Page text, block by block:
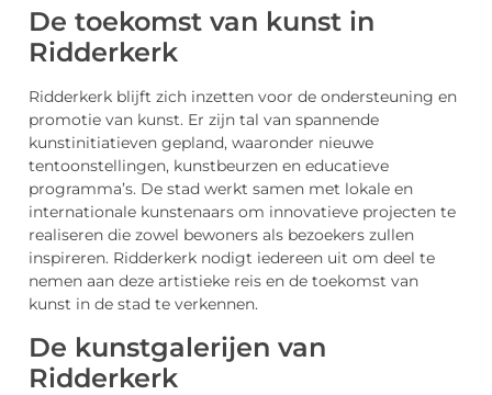
De toekomst van kunst in
Ridderkerk
Ridderkerk blijft zich inzetten voor de ondersteuning en
promotie van kunst. Er zijn tal van spannende
kunstinitiatieven gepland, waaronder nieuwe
tentoonstellingen, kunstbeurzen en educatieve
programma’s. De stad werkt samen met lokale en
internationale kunstenaars om innovatieve projecten te
realiseren die zowel bewoners als bezoekers zullen
inspireren. Ridderkerk nodigt iedereen uit om deel te
nemen aan deze artistieke reis en de toekomst van
kunst in de stad te verkennen.
De kunstgalerijen van
Ridderkerk